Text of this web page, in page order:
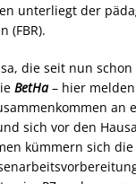
unterliegt der
(FBR).
die seit nun
BetHa– hier melden
an
sich vor den
kümmern sich